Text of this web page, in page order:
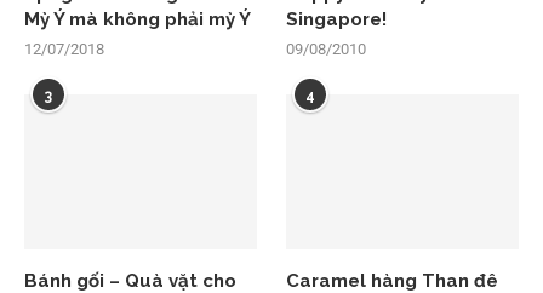
Mỳ Ý mà không phải mỳ Ý
12/07/2018
Singapore!
09/08/2010
3
Bánh gối – Quà vặt cho
4
Caramel hàng Than đê